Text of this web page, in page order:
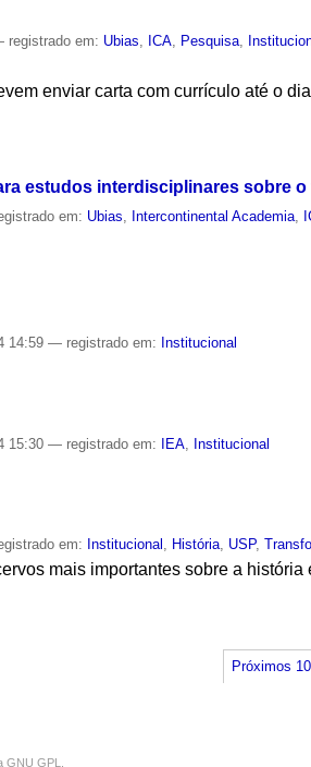
registrado em: Ubias ICA Pesquisa
enviar carta com currículo até o
estudos interdisciplinares sobre o
em: Ubias, Intercontinental Academia,
14:59— registrado em: Institucional
15:30— registrado em: IEA Institucional
em: Institucional , História, USP,
mais importantes sobre a história
Próximos
GNU GPL